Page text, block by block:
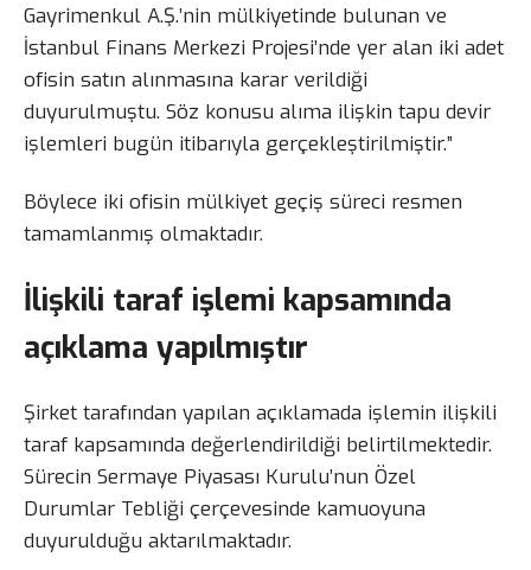
Gayrimenkul A.Ş.’nin mülkiyetinde bulunan ve
İstanbul Finans Merkezi Projesi’nde yer alan iki adet
ofisin satın alınmasına karar verildiği
duyurulmuştu. Söz konusu alıma ilişkin tapu devir
işlemleri bugün itibarıyla gerçekleştirilmiştir.”
Böylece iki ofisin mülkiyet geçiş süreci resmen
tamamlanmış olmaktadır.
İlişkili taraf işlemi kapsamında
açıklama yapılmıştır
Şirket tarafından yapılan açıklamada işlemin ilişkili
taraf kapsamında değerlendirildiği belirtilmektedir.
Sürecin Sermaye Piyasası Kurulu’nun Özel
Durumlar Tebliği çerçevesinde kamuoyuna
duyurulduğu aktarılmaktadır.